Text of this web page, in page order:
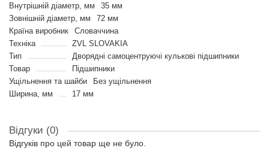
Внутрішній діаметр, мм
35 мм
Зовнішній діаметр, мм
72 мм
Країна виробник
Словаччина
Техніка
ZVL SLOVAKIA
Тип
Дворядні самоцентруючі кулькові підшипники
Товар
Підшипники
Ущільнення та шайби
Без ущільнення
Ширина, мм
17 мм
Відгуки (0)
Відгуків про цей товар ще не було.